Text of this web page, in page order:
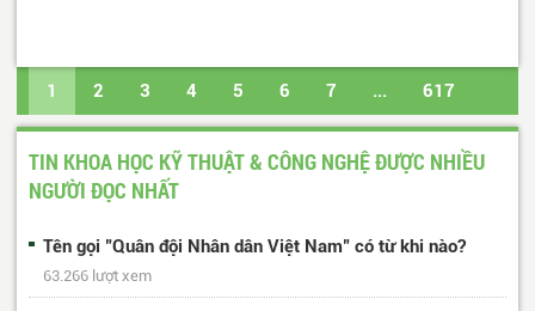
1 2 3 4 5 6 7 ... 617
618 Trang cuối
TIN KHOA HỌC KỸ THUẬT & CÔNG NGHỆ ĐƯỢC NHIỀU
NGƯỜI ĐỌC NHẤT
Tên gọi "Quân đội Nhân dân Việt Nam" có từ khi nào?
63.266 lượt xem